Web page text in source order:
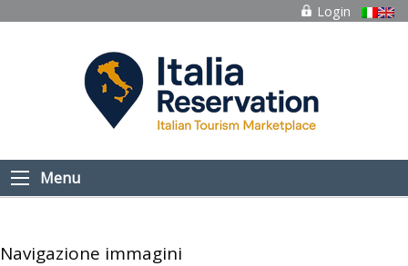
Login
Menu
Navigazione immagini